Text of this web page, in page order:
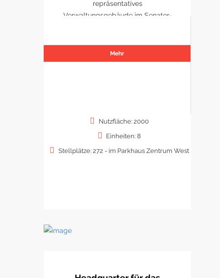
repräsentatives
Verwaltungsgebäude im Senator-
Mehr
Nutzfläche: 2000
Einheiten: 8
Stellplätze: 272 - im Parkhaus Zentrum West